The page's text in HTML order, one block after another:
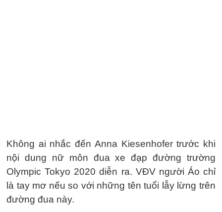
Không ai nhắc đến Anna Kiesenhofer trước khi
nội dung nữ môn đua xe đạp đường trường
Olympic Tokyo 2020 diễn ra. VĐV người Áo chỉ
là tay mơ nếu so với những tên tuổi lẫy lừng trên
đường đua này.